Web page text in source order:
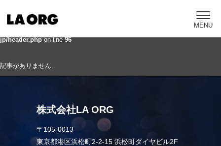
Warning : Attempt to read property "post_name" on null in
/home/c1325831/public_html/la-org.com/wp-content/themes/g-assist-
jp/header.phpon line96
記事がありません。
株式会社LA ORG
〒105-0013
東京都港区浜松町2-2-15 浜松町ダイヤビル2F